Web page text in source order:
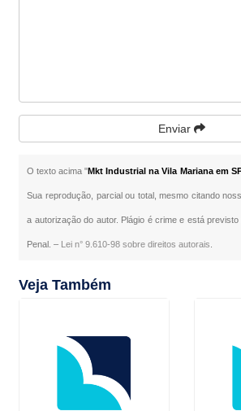
Enviar
O texto acima "Mkt Industrial na Vila Mariana em
Sua reprodução, parcial ou total, mesmo citando
a autorização do autor. Plágio é crime e está
Penal. – Lei n° 9.610-98 sobre direitos autorais
Veja Também